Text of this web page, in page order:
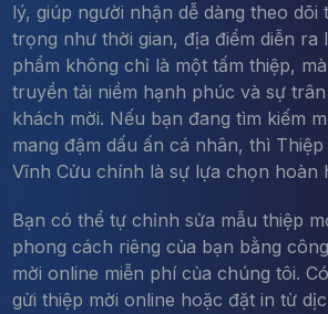
lý, giúp người nhận dễ dàng theo dõi
trọng như thời gian, địa điểm diễn ra
phẩm không chỉ là một tấm thiệp,
truyền tải niềm hạnh phúc và sự
khách mời. Nếu bạn đang tìm kiếm
mang đậm dấu ấn cá nhân, thì
Vĩnh Cửu chính là sự lựa chọn hoàn
Bạn có thể tự chỉnh sửa mẫu thiệp
phong cách riêng của bạn bằng
mời online miễn phí của chúng tôi.
gửi thiệp mời online hoặc đặt in từ